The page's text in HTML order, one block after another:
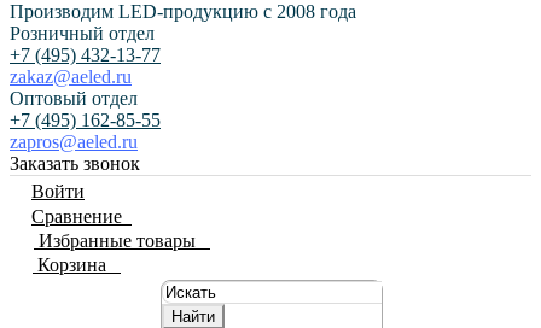
Производим LED-продукцию с 2008 года
Розничный отдел
+7 (495) 432-13-77
zakaz@aeled.ru
Оптовый отдел
+7 (495) 162-85-55
zapros@aeled.ru
Заказать звонок
Войти
Сравнение
Избранные товары
Корзина
Найти